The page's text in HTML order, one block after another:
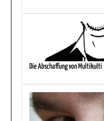
Die Abschaffung von Multikulti